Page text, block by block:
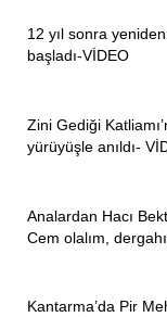
12 yıl sonra
başladı-VİDEO
Zini Gediği
yürüyüşle anıldı-
Analardan Hacı
Cem olalım,
Kantarma’da Pir